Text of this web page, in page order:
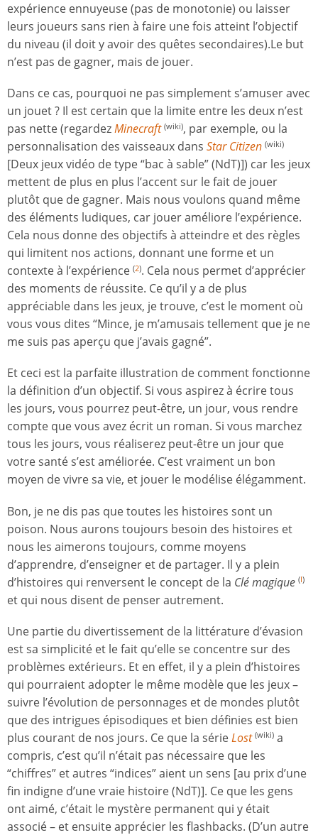
expérience ennuyeuse (pas de monotonie) ou laisser
leurs joueurs sans rien à faire une fois atteint l’objectif
du niveau (il doit y avoir des quêtes secondaires).Le but
n’est pas de gagner, mais de jouer.
Dans ce cas, pourquoi ne pas simplement s’amuser avec
un jouet ? Il est certain que la limite entre les deux n’est
pas nette (regardezMinecraft (wiki), par exemple, ou la
personnalisation des vaisseaux dans Star Citizen (wiki)
[Deux jeux vidéo de type “bac à sable” (NdT)]) car les jeux
mettent de plus en plus l’accent sur le fait de jouer
plutôt que de gagner. Mais nous voulons quand même
des éléments ludiques, car jouer améliore l’expérience.
Cela nous donne des objectifs à atteindre et des règles
qui limitent nos actions, donnant une forme et un
contexte à l’expérience (2). Cela nous permet d’apprécier
des moments de réussite. Ce qu’il y a de plus
appréciable dans les jeux, je trouve, c’est le moment où
vous vous dites “Mince, je m’amusais tellement que je ne
me suis pas aperçu que j’avais gagné”.
Et ceci est la parfaite illustration de comment fonctionne
la définition d’un objectif. Si vous aspirez à écrire tous
les jours, vous pourrez peut-être, un jour, vous rendre
compte que vous avez écrit un roman. Si vous marchez
tous les jours, vous réaliserez peut-être un jour que
votre santé s’est améliorée. C’est vraiment un bon
moyen de vivre sa vie, et jouer le modélise élégamment.
Bon, je ne dis pas que toutes les histoires sont un
poison. Nous aurons toujours besoin des histoires et
nous les aimerons toujours, comme moyens
d’apprendre, d’enseigner et de partager. Il y a plein
d’histoires qui renversent le concept de la Clé magique (I)
et qui nous disent de penser autrement.
Une partie du divertissement de la littérature d’évasion
est sa simplicité et le fait qu’elle se concentre sur des
problèmes extérieurs. Et en effet, il y a plein d’histoires
qui pourraient adopter le même modèle que les jeux –
suivre l’évolution de personnages et de mondes plutôt
que des intrigues épisodiques et bien définies est bien
plus courant de nos jours. Ce que la sérieLost (wiki) a
compris, c’est qu’il n’était pas nécessaire que les
“chiffres” et autres “indices” aient un sens [au prix d’une
fin indigne d’une vraie histoire (NdT)]. Ce que les gens
ont aimé, c’était le mystère permanent qui y était
associé – et ensuite apprécier les flashbacks. (D’un autre